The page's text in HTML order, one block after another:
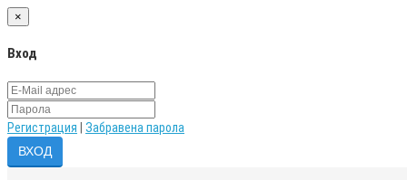
×
Вход
Регистрация Забравена парола